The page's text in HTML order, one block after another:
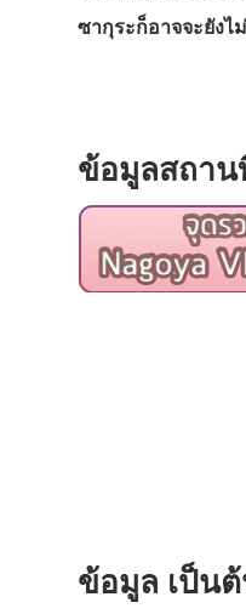
ซากุระก็อาจจะยังไ
ข้อมูลสถา
ข้อมูล เป็น